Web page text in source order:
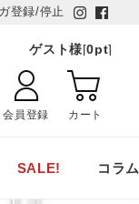
登録/停止
ゲスト様[0pt]
会員登録 カート
SALE! コラム